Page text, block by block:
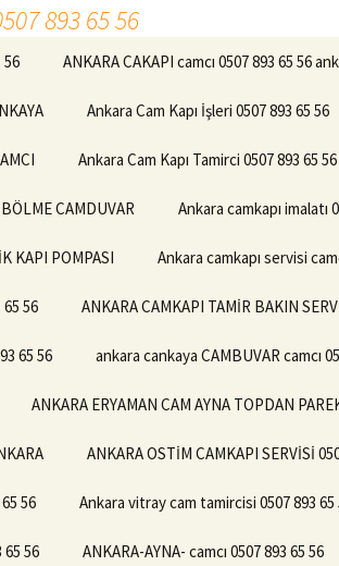
893 65 56
56 ANKARA CAKAPI camcı 0507 893 65 56
Ankara Cam Kapı İşleri 0507 893 65 56
Ankara Cam Kapı Tamirci 0507 893 65 56
CAMDUVAR Ankara camkapı imalatı
KAPI POMPASI Ankara camkapı servisi
65 56 ANKARA CAMKAPI TAMİR BAKIN
65 56 ankara cankaya CAMBUVAR camcı
ANKARA ERYAMAN CAM AYNA TOPDAN
ANKARA OSTİM CAMKAPI SERVİSİ
56 Ankara vitray cam tamircisi 0507 893 65
65 56 ANKARA-AYNA- camcı 0507 893 65 56